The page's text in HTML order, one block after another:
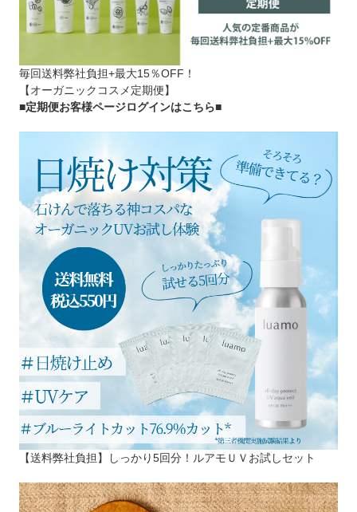
毎回送料弊社負担+最大15％OFF！
【オーガニックコスメ定期便】
■定期便お客様ページログインはこちら■
【送料弊社負担】しっかり5回分！ルアモＵＶお試しセット